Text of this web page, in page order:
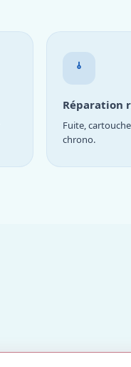
Réparation
Fuite,
chrono.